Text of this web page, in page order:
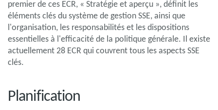
premier de ces ECR, « Stratégie et aperçu », définit les
éléments clés du système de gestion SSE, ainsi que
l'organisation, les responsabilités et les dispositions
essentielles à l'efficacité de la politique générale. Il existe
actuellement 28 ECR qui couvrent tous les aspects SSE
clés.
Planification